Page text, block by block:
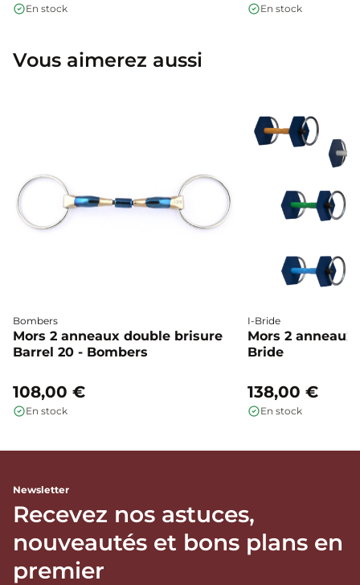
En stock En stock
Vous aimerez aussi
Bombers
Mors 2 anneaux double brisure
Barrel 20 - Bombers
108,00 €
En stock
I-Bride
Mors 2
Bride
138,00 €
En stock
Newsletter
Recevez nos astuces,
nouveautés et bons plans en
premier